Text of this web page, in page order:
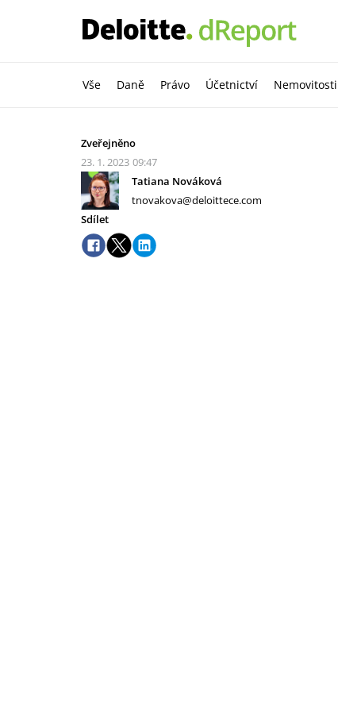
Vše Daně Právo Účetnictví Nemovitosti
Zveřejněno
23. 1. 2023 09:47
Tatiana Nováková
tnovakova@deloittece.com
Sdílet